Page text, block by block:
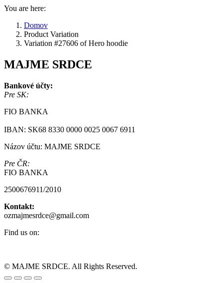
You are here:
Domov
Product Variation
Variation #27606 of Hero hoodie
MAJME SRDCE
Bankové účty:
Pre SK:
FIO BANKA
IBAN: SK68 8330 0000 0025 0067 6911
Názov účtu: MAJME SRDCE
Pre ČR:
FIO BANKA
2500676911/2010
Kontakt:
ozmajmesrdce@gmail.com
Find us on:
opens
in
opens
in
© MAJME SRDCE. All Rights Reserved.
Go